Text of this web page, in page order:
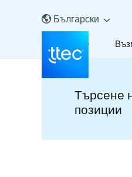
Български
За нас
Търсене
позиции